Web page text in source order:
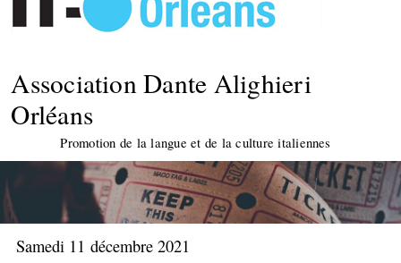
Association Dante Alighieri
Orléans
Promotion de la langue et de la culture italiennes
Samedi 11 décembre 2021